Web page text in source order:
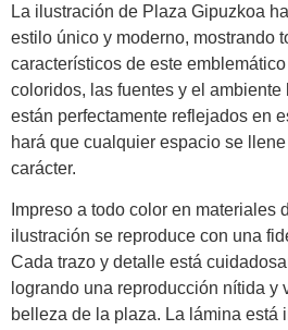
La ilustración de Plaza Gipuzkoa
estilo único y moderno, mostrando
característicos de este
coloridos, las fuentes y el
están perfectamente reflejados en
hará que cualquier espacio se
carácter.
Impreso a todo color en materiales
ilustración se reproduce con una
Cada trazo y detalle está
logrando una reproducción nítida y
belleza de la plaza. La lámina está